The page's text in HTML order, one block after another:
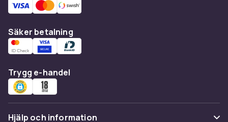
Tillbehör som förenklar
Komplettera krukorna med
om vanliga prydnadskrukor till funktionella
planteringskärl utan att kompromissa med
utseendet. Hjulpallar under tunga krukor
underlättar förflyttning säsongsvis. Ranknät
och bambustöd ger klättrande växter den hjälp
de behöver. Glöm inte rättgödselmedel–
krukväxter behöver oftare och mer
Säker betalning
Trygg e-handel
Hjälp och information